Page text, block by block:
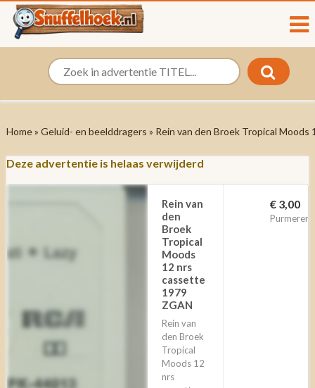
Home» Geluid- en beelddragers » Rein van den Broek ‎Tropical
Deze advertentie is helaas verwijderd
Rein van
den
Broek
‎Tropical
Moods
12 nrs
cassette
1979
ZGAN
Rein van
den Broek
‎Tropical
Moods 12
nrs
€ 3,00